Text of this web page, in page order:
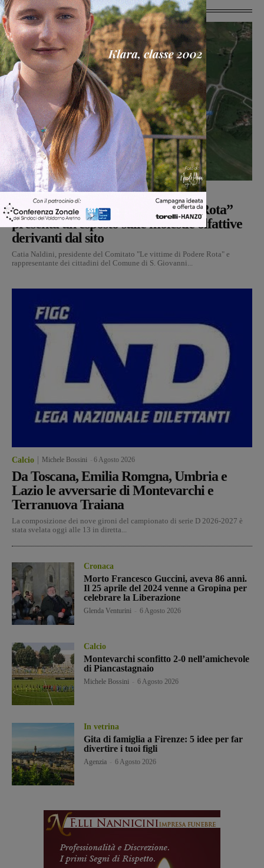
Cronaca Monica Campani -6 Agosto 2026
Il Comitato “Le vittime di Podere Rota”
presenta un esposto sulle molestie olfattive
derivanti dal sito
Catia Naldini, presidente del Comitato "Le vittime di Podere Rota" e
rappresentante dei cittadini del Comune di S. Giovanni...
Calcio Michele Bossini 6 Agosto 2026
Da Toscana, Emilia Romgna, Umbria e
Lazio le avversarie di Montevarchi e
Terranuova Traiana
La composizione dei nove gironi del campionato di serie D 2026-2027 è
stata svelata oggi alle 13 in diretta...
Cronaca
Morto Francesco Guccini, aveva 86 anni.
Il 25 aprile del 2024 venne a Gropina per
celebrare la Liberazione
Glenda Venturini 6 Agosto 2026
Calcio
Montevarchi sconfitto 2-0 nell’amichevole
di Piancastagnaio
Michele Bossini 6 Agosto 2026
In vetrina
Gita di famiglia a Firenze: 5 idee per far
divertire i tuoi figli
Agenzia 6 Agosto 2026